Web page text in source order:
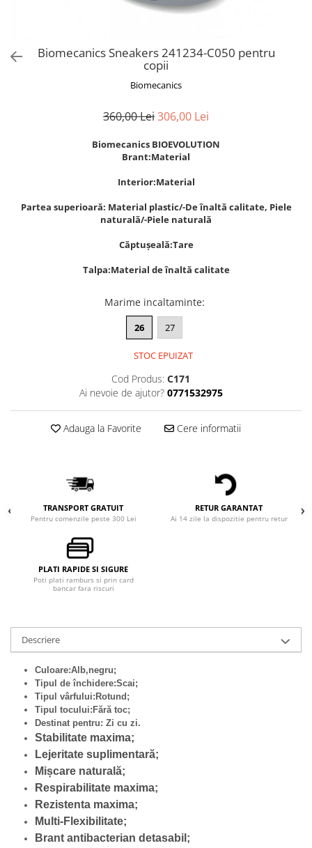
Biomecanics Sneakers 241234-C050 pentru
copii
Biomecanics
360,00 Lei306,00 Lei
Biomecanics BIOEVOLUTION
Brant:Material
Interior:Material
Partea superioară: Material plastic/-De înaltă calitate, Piele
naturală/-Piele naturală
Căptușeală:Tare
Talpa:Material de înaltă calitate
Marime incaltaminte:
26 27
STOC EPUIZAT
Cod Produs: C171
Ai nevoie de ajutor? 0771532975
Adauga la Favorite Cere informatii
TRANSPORT GRATUIT
Pentru comenzile peste 300 Lei
RETUR GARANTAT
Ai 14 zile la dispozitie pentru retur
PLATI RAPIDE SI SIGURE
Poti plati ramburs si prin card
bancar fara riscuri
Descriere
Culoare:Alb,negru;
Tipul de închidere:Scai;
Tipul vârfului:Rotund;
Tipul tocului:Fără toc;
Destinat pentru: Zi cu zi.
Stabilitate maxima;
Lejeritate suplimentară;
Mișcare naturală;
Respirabilitate maxima;
Rezistenta maxima;
Multi-Flexibilitate;
Brant antibacterian detasabil;